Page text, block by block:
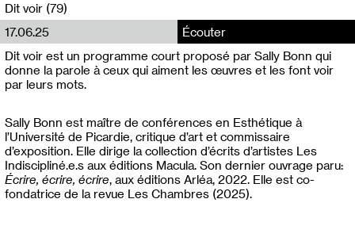
Dit voir (79)
17.06.25
Écouter
Dit voir est un programme court proposé par Sally Bonn qui
donne la parole à ceux qui aiment les œuvres et les font voir
par leurs mots.
Sally Bonn est maître de conférences en Esthétique à
l’Université de Picardie, critique d’art et commissaire
d’exposition. Elle dirige la collection d’écrits d’artistes Les
Indiscipliné.e.s aux éditions Macula. Son dernier ouvrage paru:
Écrire, écrire, écrire, aux éditions Arléa, 2022. Elle est co-
fondatrice de la revue Les Chambres (2025).